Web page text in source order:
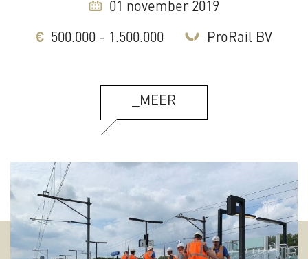
01 november 2019
500.000 - 1.500.000 ProRail BV
_MEER